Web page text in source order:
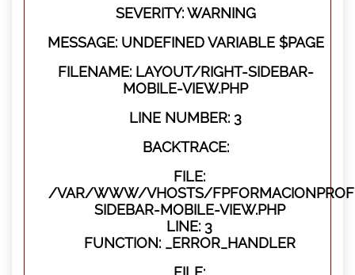
SEVERITY: WARNING
MESSAGE: UNDEFINED VARIABLE $PAGE
FILENAME: LAYOUT/RIGHT-SIDEBAR-
MOBILE-VIEW.PHP
LINE NUMBER: 3
BACKTRACE:
FILE:
/VAR/WWW/VHOSTS/
SIDEBAR-MOBILE-VIEW.PHP
LINE: 3
FUNCTION: _ERROR_HANDLER